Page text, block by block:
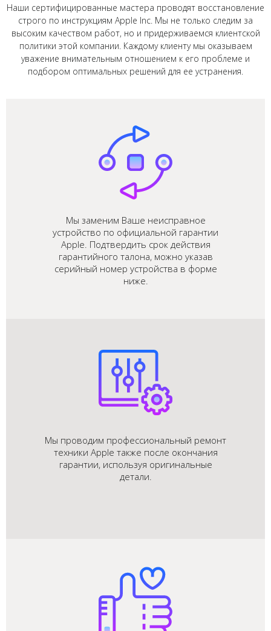
Наши сертифицированные мастера проводят восстановление
строго по инструкциям Apple Inc. Мы не только следим за
высоким качеством работ, но и придерживаемся клиентской
политики этой компании. Каждому клиенту мы оказываем
уважение внимательным отношением к его проблеме и
подбором оптимальных решений для ее устранения.
Мы заменим Ваше неисправное
устройство по официальной гарантии
Apple. Подтвердить срок действия
гарантийного талона, можно указав
серийный номер устройства в форме
ниже.
Мы проводим профессиональный ремонт
техники Apple также после окончания
гарантии, используя оригинальные
детали.